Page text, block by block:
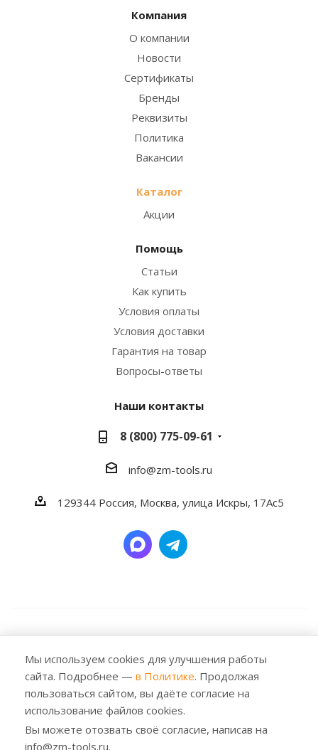
Компания
О компании
Новости
Сертификаты
Бренды
Реквизиты
Политика
Вакансии
Каталог
Акции
Помощь
Статьи
Как купить
Условия оплаты
Условия доставки
Гарантия на товар
Вопросы-ответы
Наши контакты
8 (800) 775-09-61
info@zm-tools.ru
129344 Россия, Москва, улица Искры, 17Ас5
Все права защищены. Любое использование либо
копирование материалов или подборки материалов
сайта, элементов дизайна и оформления допускается
лишь с разрешения правообладателя и только со
ссылкой на источник: https://zm-tools.ru
Мы используем cookies для улучшения работы
сайта. Подробнее — в Политике. Продолжая
пользоваться сайтом, вы даёте согласие на
использование файлов cookies.
Вы можете отозвать своё согласие, написав на
info@zm-tools.ru.